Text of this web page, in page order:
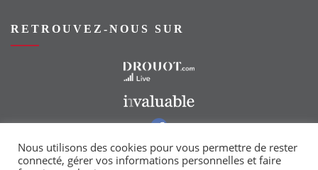
RETROUVEZ-NOUS SUR
Vers notre groupe Facebook
Nous utilisons des cookies pour vous permettre de rester
connecté, gérer vos informations personnelles et faire